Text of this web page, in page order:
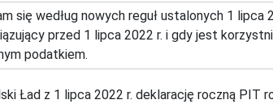
się według nowych reguł ustalonych 1
przed 1 lipca 2022 r. i gdy jest
podatkiem.
Ład z 1 lipca 2022 r. deklarację roczną PIT